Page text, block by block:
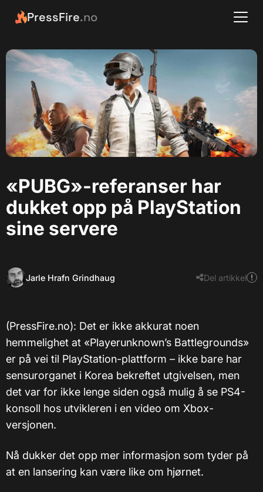
PressFire.no
«PUBG»-referanser har
dukket opp på PlayStation
sine servere
Jarle Hrafn Grindhaug Del artikkel
(PressFire.no): Det er ikke akkurat noen
hemmelighet at «Playerunknown’s Battlegrounds»
er på vei til PlayStation-plattform – ikke bare har
sensurorganet i Korea bekreftet utgivelsen, men
det var for ikke lenge siden også mulig å se PS4-
konsoll hos utvikleren i en video om Xbox-
versjonen.
Nå dukker det opp mer informasjon som tyder på
at en lansering kan være like om hjørnet.